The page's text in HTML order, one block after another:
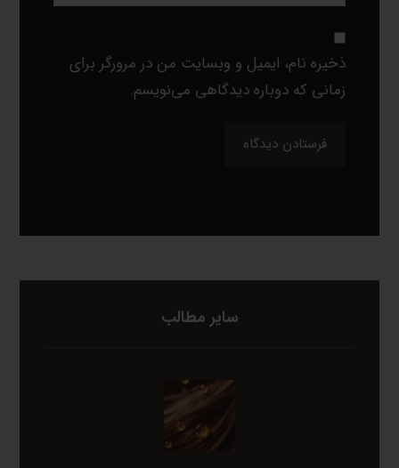
ذخیره نام، ایمیل و وبسایت من در مرورگر برای
زمانی که دوباره دیدگاهی می‌نویسم.
فرستادن دیدگاه
سایر مطالب